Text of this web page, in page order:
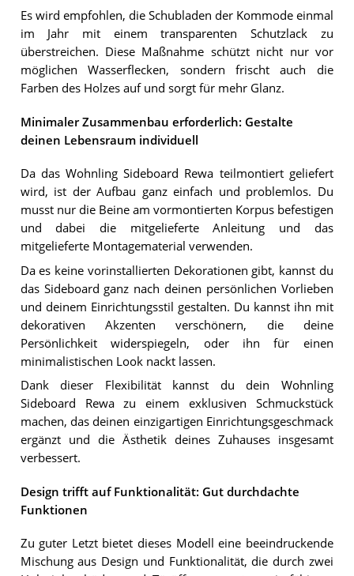
Es wird empfohlen, die Schubladen der Kommode einmal
im Jahr mit einem transparenten Schutzlack zu
überstreichen. Diese Maßnahme schützt nicht nur vor
möglichen Wasserflecken, sondern frischt auch die
Farben des Holzes auf und sorgt für mehr Glanz.
Minimaler Zusammenbau erforderlich: Gestalte
deinen Lebensraum individuell
Da das Wohnling Sideboard Rewa teilmontiert geliefert
wird, ist der Aufbau ganz einfach und problemlos. Du
musst nur die Beine am vormontierten Korpus befestigen
und dabei die mitgelieferte Anleitung und das
mitgelieferte Montagematerial verwenden.
Da es keine vorinstallierten Dekorationen gibt, kannst du
das Sideboard ganz nach deinen persönlichen Vorlieben
und deinem Einrichtungsstil gestalten. Du kannst ihn mit
dekorativen Akzenten verschönern, die deine
Persönlichkeit widerspiegeln, oder ihn für einen
minimalistischen Look nackt lassen.
Dank dieser Flexibilität kannst du dein Wohnling
Sideboard Rewa zu einem exklusiven Schmuckstück
machen, das deinen einzigartigen Einrichtungsgeschmack
ergänzt und die Ästhetik deines Zuhauses insgesamt
verbessert.
Design trifft auf Funktionalität: Gut durchdachte
Funktionen
Zu guter Letzt bietet dieses Modell eine beeindruckende
Mischung aus Design und Funktionalität, die durch zwei